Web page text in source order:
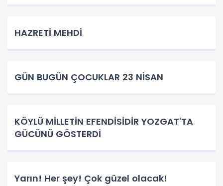
HAZRETİ MEHDİ
GÜN BUGÜN ÇOCUKLAR 23 NİSAN
KÖYLÜ MİLLETİN EFENDİSİDİR YOZGAT'TA
GÜCÜNÜ GÖSTERDİ
Yarın! Her şey! Çok güzel olacak!